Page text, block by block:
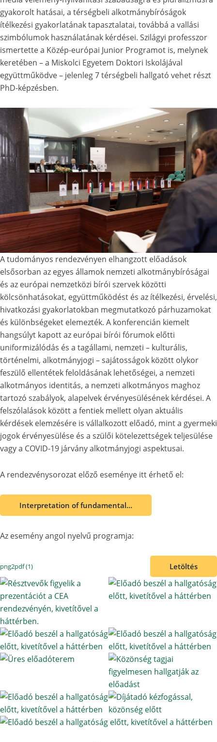
gyakorolt hatásai, a térségbeli alkotmánybíróságok
ítélkezési gyakorlatának tapasztalatai, továbbá a vallási
szimbólumok használatának kérdései. Szilágyi professzor
ismertette a Közép-európai Junior Programot is, melynek
keretében – a Miskolci Egyetem Doktori Iskolájával
együttműködve – jelenleg 7 térségbeli hallgató vehet részt
PhD-képzésben.
A tudományos rendezvényen elhangzott előadások
elsősorban az egyes államok nemzeti alkotmánybíróságai
és az európai nemzetközi bírói szervek közötti
kölcsönhatásokat, együttműködést és az ítélkezési, érvelési,
hivatkozási gyakorlatokban megmutatkozó párhuzamokat
és különbségeket elemezték. A konferencián kiemelt
hangsúlyt kapott az európai bírói fórumok előtti
uniformizálódás és a tagállami, nemzeti – kulturális,
történelmi, alkotmányjogi – sajátosságok között olykor
feszülő ellentétek feloldásának lehetőségei, a nemzeti
alkotmányos identitás, a nemzeti alkotmányos maghoz
tartozó szabályok, alapelvek érvényesülésének kérdései. A
felszólalások között a fentiek mellett olyan aktuális
kérdések elemzésére is vállalkozott előadó, mint a gyermeki
jogok érvényesülése és a szülői kötelezettségek teljesülése
vagy a COVID-19 járvány alkotmányjogi aspektusai.
A rendezvénysorozat előző eseménye itt érhető el:
Interpretation of fundamental…
Az esemény angol nyelvű programja:
png2pdf (1) Letöltés